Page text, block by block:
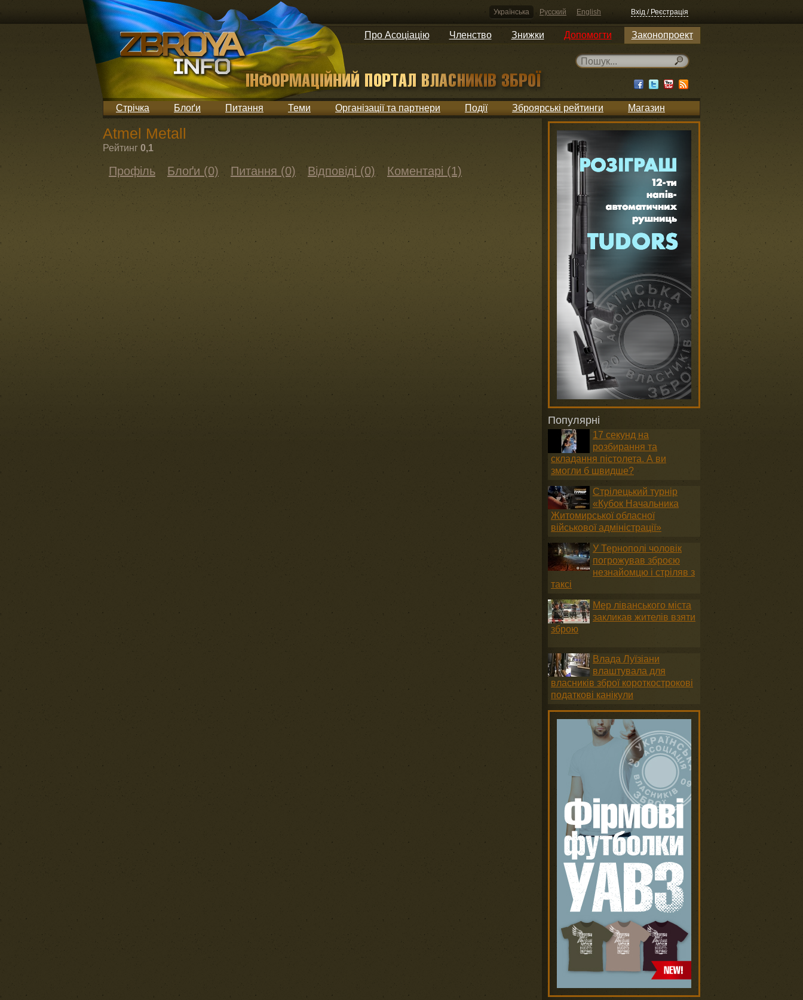
Українська Русский English Вхід / Реєстрація
Про Асоціацію Членство Знижки Допомогти Законопроект
Стрічка Блоґи Питання Теми Організації та партнери Події Зброярські рейтинги Магазин
Atmel Metall
Рейтинг 0,1
Профіль Блоґи (0) Питання (0) Відповіді (0) Коментарі (1)
Популярні
17 секунд на
розбирання та
складання пістолета. А ви
змогли б швидше?
Стрілецький турнір
«Кубок Начальника
Житомирської обласної
військової адміністрації»
У Тернополі чоловік
погрожував зброєю
незнайомцю і стріляв з
таксі
Мер ліванського міста
закликав жителів взяти
зброю
Влада Луїзіани
влаштувала для
власників зброї короткострокові
податкові канікули